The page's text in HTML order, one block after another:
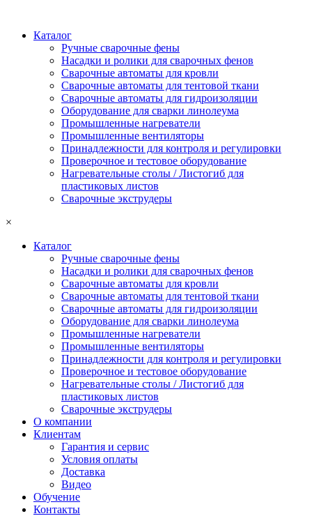
Каталог
Ручные сварочные фены
Насадки и ролики для сварочных фенов
Сварочные автоматы для кровли
Сварочные автоматы для тентовой ткани
Сварочные автоматы для гидроизоляции
Оборудование для сварки линолеума
Промышленные нагреватели
Промышленные вентиляторы
Принадлежности для контроля и регулировки
Проверочное и тестовое оборудование
Нагревательные столы / Листогиб для
пластиковых листов
Сварочные экструдеры
×
Каталог
Ручные сварочные фены
Насадки и ролики для сварочных фенов
Сварочные автоматы для кровли
Сварочные автоматы для тентовой ткани
Сварочные автоматы для гидроизоляции
Оборудование для сварки линолеума
Промышленные нагреватели
Промышленные вентиляторы
Принадлежности для контроля и регулировки
Проверочное и тестовое оборудование
Нагревательные столы / Листогиб для
пластиковых листов
Сварочные экструдеры
О компании
Клиентам
Гарантия и сервис
Условия оплаты
Доставка
Видео
Обучение
Контакты